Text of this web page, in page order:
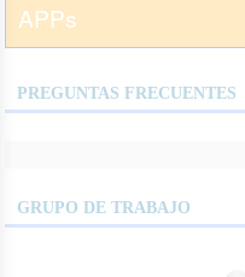
APPs
PREGUNTAS FRECUENTES
GRUPO DE TRABAJO